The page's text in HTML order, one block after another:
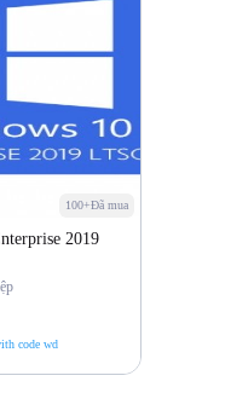
100+Đã mua
2019
code wd